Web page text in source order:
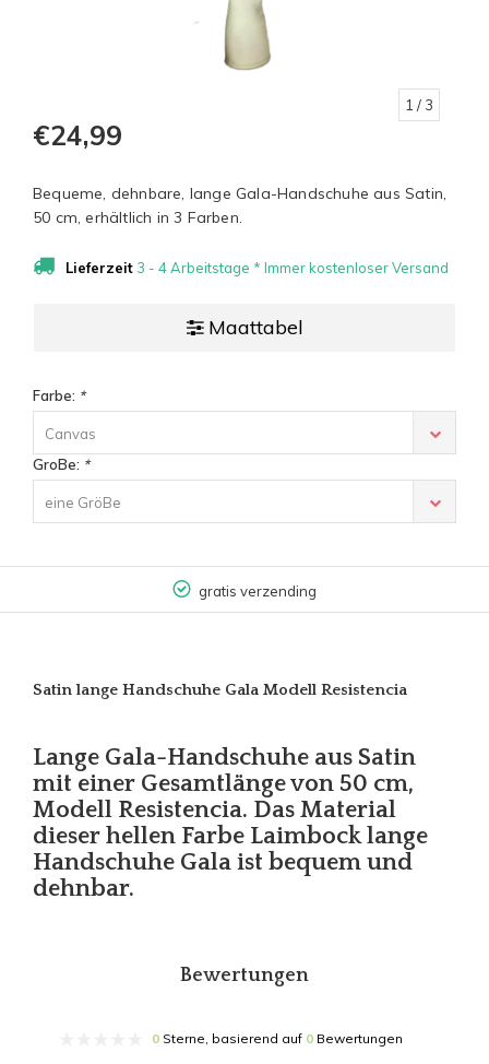
1 / 3
€24,99
Bequeme, dehnbare, lange Gala-Handschuhe aus Satin,
50 cm, erhältlich in 3 Farben.
Lieferzeit 3 - 4 Arbeitstage * Immer kostenloser Versand
Maattabel
Farbe: *
Canvas
GroBe: *
eine GröBe
gratis verzending
Satin lange Handschuhe Gala Modell Resistencia
Lange Gala-Handschuhe aus Satin
mit einer Gesamtlänge von 50 cm,
Modell Resistencia. Das Material
dieser hellen Farbe Laimbock lange
Handschuhe Gala ist bequem und
dehnbar.
Bewertungen
0 Sterne, basierend auf 0 Bewertungen